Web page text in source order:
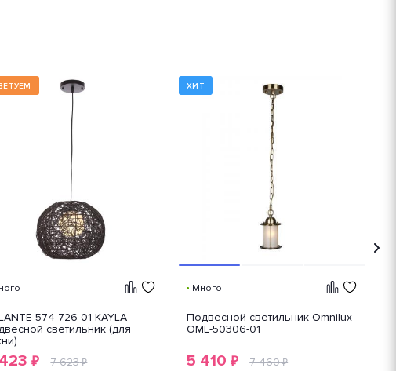
574-726-01 KAYLA
светильник (для
₽ 7 623₽
ХИТ
Много
Подвесной светильник Omnilux
OML-50306-01
5 410 ₽ 7 460₽